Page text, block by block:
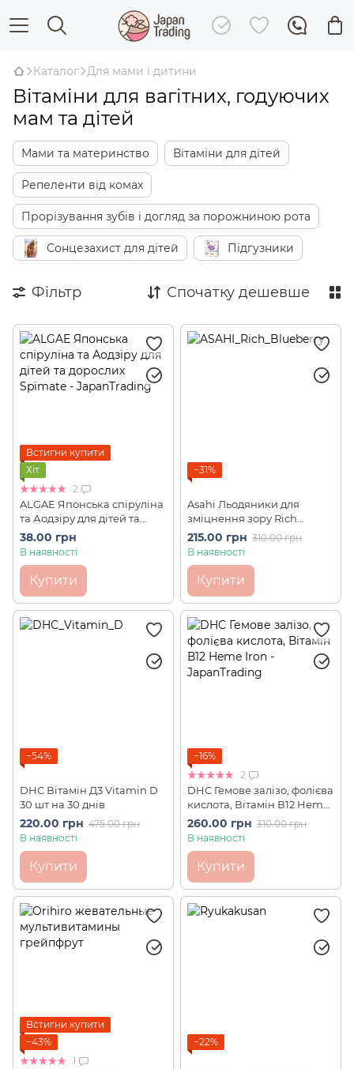
Каталог Для мами і дитини
Вітаміни для вагітних, годуючих
мам та дітей
Мами та материнство Вітаміни для дітей
Репеленти від комах
Прорізування зубів і догляд за порожниною рота
Сонцезахист для дітей Підгузники
Фільтр Спочатку дешевше
Встигни купити
Хіт
2
ALGAE Японська спіруліна
та Аодзіру для дітей та
дорослих Spimate 1 шт
38.00 грн
В наявності
Купити
−31%
Asahi Льодяники для
зміцнення зору Rich
Blueberry (84 г)
215.00 грн 310.00 грн
В наявності
Купити
−54%
DHC Вітамін Д3 Vitamin D
30 шт на 30 днів
220.00 грн 475.00 грн
В наявності
Купити
−16%
2
DHC Гемове залізо, фолієва
кислота, Вітамін В12 Heme
Iron 40 шт на 20 днів
260.00 грн 310.00 грн
В наявності
Купити
Встигни купити
−43%
1
−22%